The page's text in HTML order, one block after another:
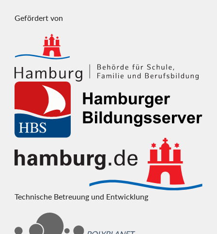
Gefördert von
Technische Betreuung und Entwicklung